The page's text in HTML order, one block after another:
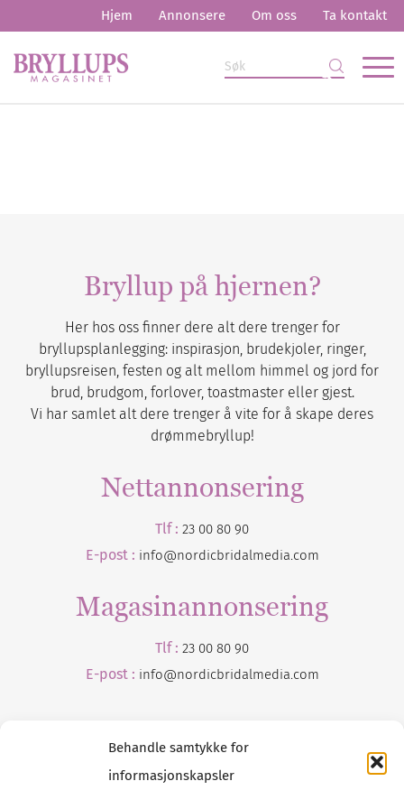
Behandle samtykke for
informasjonskapsler
Hjem Annonsere Om oss Ta kontakt
Bryllup på hjernen?
Her hos oss finner dere alt dere trenger for
bryllupsplanlegging: inspirasjon, brudekjoler, ringer,
bryllupsreisen, festen og alt mellom himmel og jord for
brud, brudgom, forlover, toastmaster eller gjest.
Vi har samlet alt dere trenger å vite for å skape deres
drømmebryllup!
Nettannonsering
Tlf : 23 00 80 90
E-post : info@nordicbridalmedia.com
Magasinannonsering
Tlf : 23 00 80 90
E-post : info@nordicbridalmedia.com